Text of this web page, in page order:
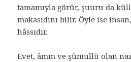
tamamıyla görür, şuuru da
makasıdını bilir. Öyle ise
hâssıdır.
Evet, âmm ve şümullü olan